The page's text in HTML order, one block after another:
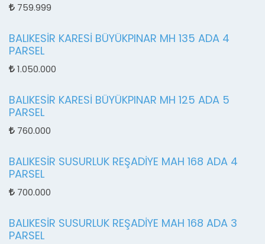
759.999
BALIKESİR KARESİ BÜYÜKPINAR MH 135 ADA 4
PARSEL
1.050.000
BALIKESİR KARESİ BÜYÜKPINAR MH 125 ADA 5
PARSEL
760.000
BALIKESİR SUSURLUK REŞADİYE MAH 168 ADA 4
PARSEL
700.000
BALIKESİR SUSURLUK REŞADİYE MAH 168 ADA 3
PARSEL